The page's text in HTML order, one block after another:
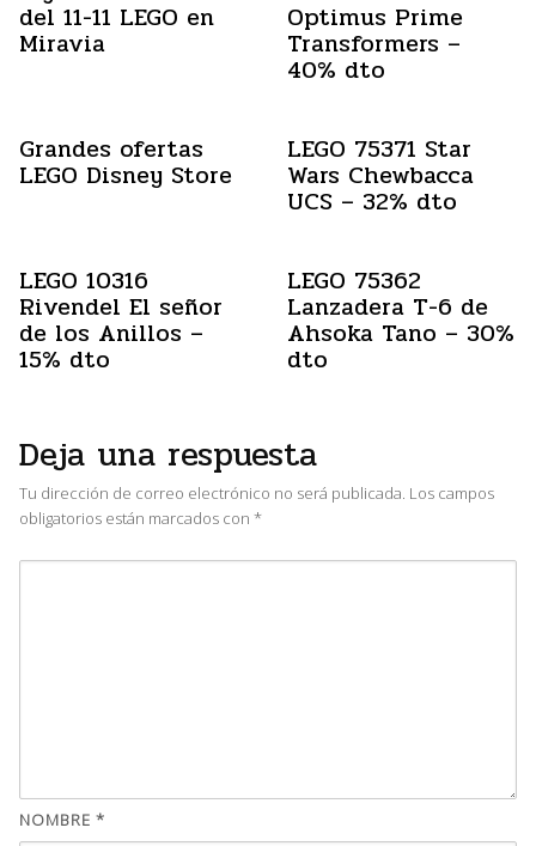
del 11-11 LEGO en
Miravia
Optimus Prime
Transformers –
40% dto
Grandes ofertas
LEGO Disney Store
LEGO 75371 Star
Wars Chewbacca
UCS – 32% dto
LEGO 10316
Rivendel El señor
de los Anillos –
15% dto
LEGO 75362
Lanzadera T-6 de
Ahsoka Tano – 30%
dto
Deja una respuesta
Tu dirección de correo electrónico no será publicada. Los campos
obligatorios están marcados con *
NOMBRE *